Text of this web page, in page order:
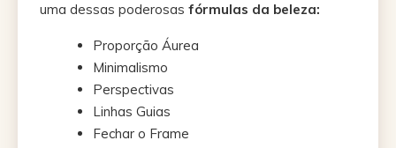
uma dessas poderosas fórmulas da beleza:
Proporção Áurea
Minimalismo
Perspectivas
Linhas Guias
Fechar o Frame